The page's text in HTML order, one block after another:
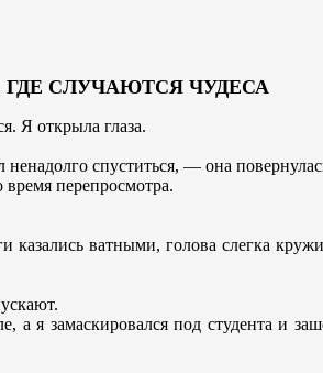
ГДЕ СЛУЧАЮТСЯ ЧУДЕСА
Я открыла глаза.
спуститься, — она
перепросмотра.
казались ватными, голова слегка
я замаскировался под студента и